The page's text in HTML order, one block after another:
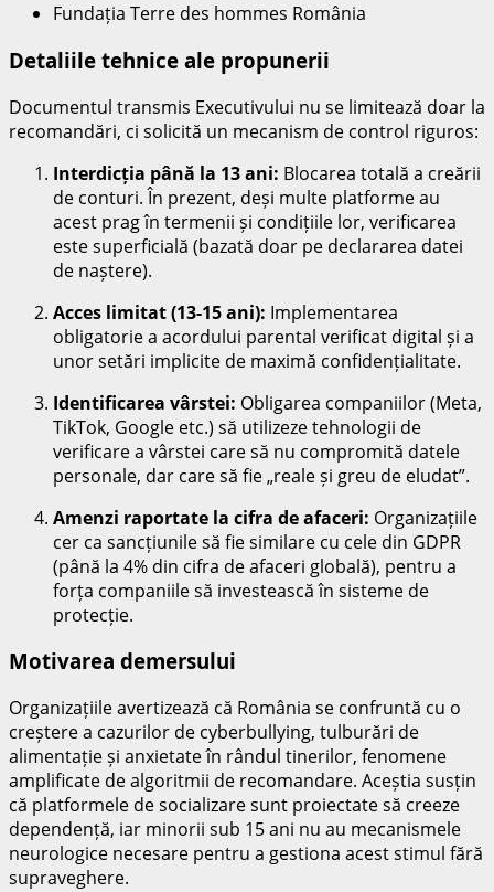
Fundația Terre des hommes România
Detaliile tehnice ale propunerii
Documentul transmis Executivului nu se limitează doar la
recomandări, ci solicită un mecanism de control riguros:
Interdicția până la 13 ani: Blocarea totală a creării
de conturi. În prezent, deși multe platforme au
acest prag în termenii și condițiile lor, verificarea
este superficială (bazată doar pe declararea datei
de naștere).
Acces limitat (13-15 ani): Implementarea
obligatorie a acordului parental verificat digital și a
unor setări implicite de maximă confidențialitate.
Identificarea vârstei: Obligarea companiilor (Meta,
TikTok, Google etc.) să utilizeze tehnologii de
verificare a vârstei care să nu compromită datele
personale, dar care să fie „reale și greu de eludat”.
Amenzi raportate la cifra de afaceri: Organizațiile
cer ca sancțiunile să fie similare cu cele din GDPR
(până la 4% din cifra de afaceri globală), pentru a
forța companiile să investească în sisteme de
protecție.
Motivarea demersului
Organizațiile avertizează că România se confruntă cu o
creștere a cazurilor de cyberbullying, tulburări de
alimentație și anxietate în rândul tinerilor, fenomene
amplificate de algoritmii de recomandare. Aceștia susțin
că platformele de socializare sunt proiectate să creeze
dependență, iar minorii sub 15 ani nu au mecanismele
neurologice necesare pentru a gestiona acest stimul fără
supraveghere.